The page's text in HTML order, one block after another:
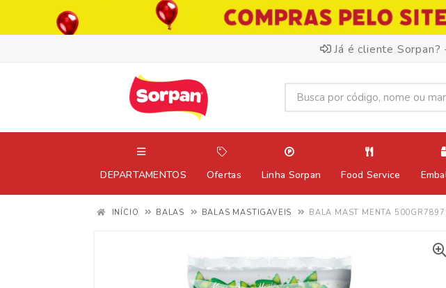
Já é cliente Sorpan?
DEPARTAMENTOS Ofertas Linha Sorpan Food Service
INÍCIO BALAS BALAS MASTIGAVEIS BALA MAST MENTA